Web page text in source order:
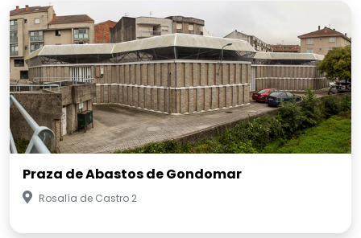
Praza de Abastos de Gondomar
Rosalía de Castro 2